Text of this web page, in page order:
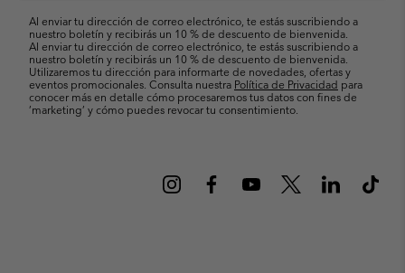
Al enviar tu dirección de correo electrónico, te estás suscribiendo a
nuestro boletín y recibirás un 10 % de descuento de bienvenida.
Al enviar tu dirección de correo electrónico, te estás suscribiendo a
nuestro boletín y recibirás un 10 % de descuento de bienvenida.
Utilizaremos tu dirección para informarte de novedades, ofertas y
eventos promocionales. Consulta nuestra Política de Privacidad para
conocer más en detalle cómo procesaremos tus datos con fines de
’marketing’ y cómo puedes revocar tu consentimiento.